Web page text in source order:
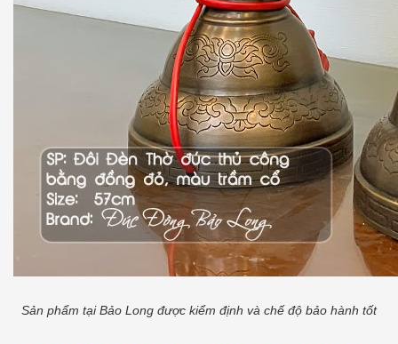
Sản phẩm tại Bảo Long được kiểm định và chế độ bảo hành tốt